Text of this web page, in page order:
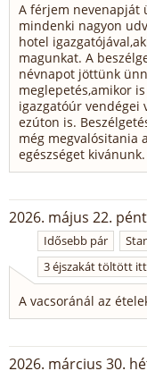
A férjem nevenapját
mindenki nagyon
hotel
magunkat. A
névnapot jöttünk
meglepetés,amikor
igazgatóúr vendégei
ezúton is.
még megvalósitania
egészséget kivánunk.
2026. május 22.
Idősebb pár
3 éjszakát töltött itt
A vacsoránál az
2026. március 30.